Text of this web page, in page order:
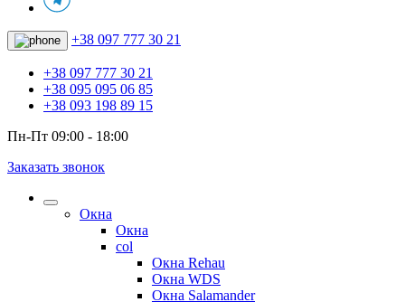
+38 097 777 30 21
+38 097 777 30 21
+38 095 095 06 85
+38 093 198 89 15
Пн-Пт 09:00 - 18:00
Заказать звонок
Окна
Окна
col
Окна Rehau
Окна WDS
Окна Salamander